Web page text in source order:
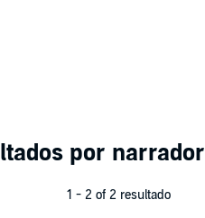
por narrador
1 - 2 of 2 resultado